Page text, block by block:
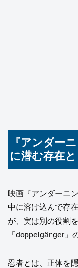
『アンダー
に潜む存在
映画『アンダーニ
中に溶け込んで存
が、実は別の役割
「doppelgänger」
忍者とは、正体を